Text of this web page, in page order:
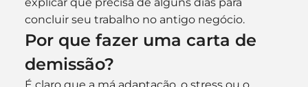
concluir seu trabalho no antigo negócio.
Por que fazer uma carta de
demissão?